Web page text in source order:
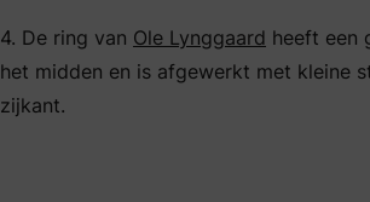
4. De ring van Ole Lynggaard heeft een
het midden en is afgewerkt met kleine
zijkant.